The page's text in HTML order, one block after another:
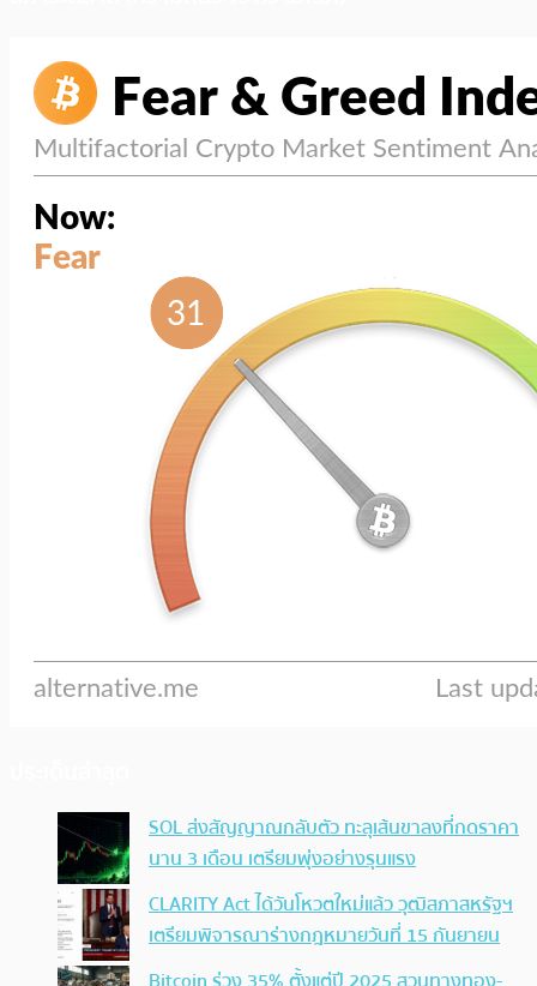
SOL ส่งสัญญาณกลับตัว ทะลุเส้นขาลงที่กดราคา
นาน 3 เดือน เตรียมพุ่งอย่างรุนแรง
CLARITY Act ได้วันโหวตใหม่แล้ว วุฒิสภาสหรัฐฯ
เตรียมพิจารณาร่างกฎหมายวันที่ 15 กันยายน